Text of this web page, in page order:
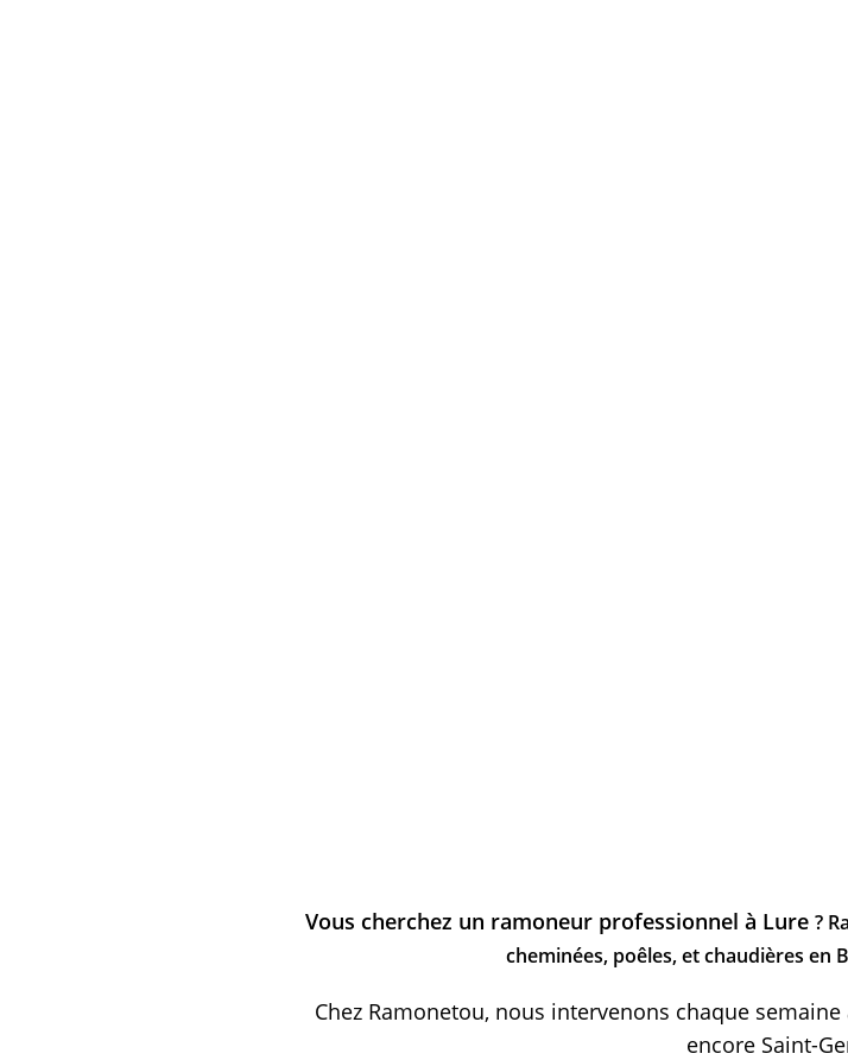
Vous cherchez un ramoneur professionnel à Lure ?
cheminées, poêles, et chaudières en
Chez Ramonetou, nous intervenons chaque
encore Saint-